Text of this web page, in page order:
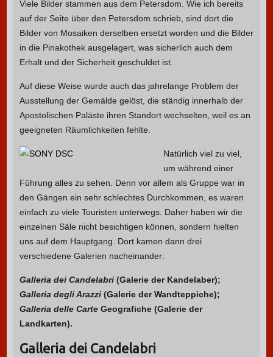
Viele Bilder stammen aus dem Petersdom. Wie ich bereits
auf der Seite über den Petersdom schrieb, sind dort die
Bilder von Mosaiken derselben ersetzt worden und die Bilder
in die Pinakothek ausgelagert, was sicherlich auch dem
Erhalt und der Sicherheit geschuldet ist.
Auf diese Weise wurde auch das jahrelange Problem der
Ausstellung der Gemälde gelöst, die ständig innerhalb der
Apostolischen Paläste ihren Standort wechselten, weil es an
geeigneten Räumlichkeiten fehlte.
Natürlich viel zu viel,
um während einer
Führung alles zu sehen. Denn vor allem als Gruppe war in
den Gängen ein sehr schlechtes Durchkommen, es waren
einfach zu viele Touristen unterwegs. Daher haben wir die
einzelnen Säle nicht besichtigen können, sondern hielten
uns auf dem Hauptgang. Dort kamen dann drei
verschiedene Galerien nacheinander:
Galleria dei Candelabri(Galerie der Kandelaber);
Galleria degli Arazzi(Galerie der Wandteppiche);
Galleria delle CarteGeografiche (Galerie der
Landkarten).
Galleria dei Candelabri